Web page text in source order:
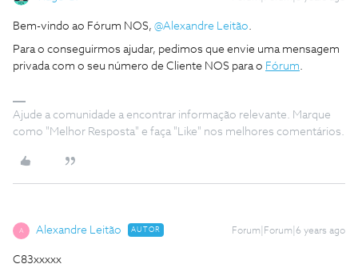
Bem-vindo ao Fórum NOS, @Alexandre Leitão.
Para o conseguirmos ajudar, pedimos que envie uma mensagem
privada com o seu número de Cliente NOS para o Fórum.
Ajude a comunidade a encontrar informação relevante. Marque
como "Melhor Resposta" e faça "Like" nos melhores comentários.
A Alexandre Leitão AUTOR Forum|Forum|6 years ago
C83xxxxx